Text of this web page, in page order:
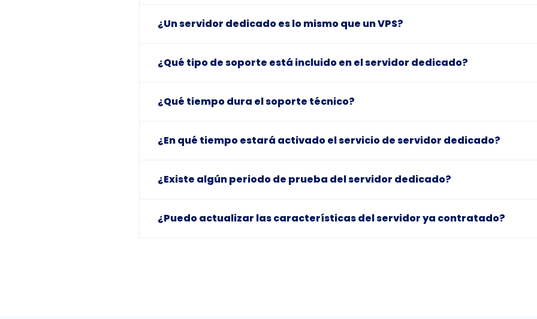
¿Un servidor dedicado es lo mismo que un VPS?
¿Qué tipo de soporte está incluido en el servidor dedicado?
¿Qué tiempo dura el soporte técnico?
¿En qué tiempo estará activado el servicio de servidor dedicado?
¿Existe algún periodo de prueba del servidor dedicado?
¿Puedo actualizar las características del servidor ya contratado?